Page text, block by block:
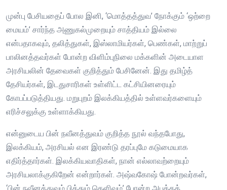
முன்பு பேசியதைப் போல இனி, ‘மொத்தத்துவ’ நோக்கும் ‘ஒற்றை
மையம்’ சார்ந்த அணுகல்முறையும் சாத்தியம் இல்லை
என்பதாகவும், தலித்துகள், இஸ்லாமியர்கள், பெண்கள், மாற்றுப்
பாலினத்தவர்கள் போன்ற விளிம்புநிலை மக்களின் அடையாள
அரசியலின் தேவைகள் குறித்தும் பேசினேன். இது தமிழ்த்
தேசியர்கள், இடதுசாரிகள் உள்ளிட்ட கட்சியினரையும்
கோபப்படுத்தியது. மறுபுறம் இலக்கியத்தில் உள்ளவர்களையும்
எரிச்சலுக்கு உள்ளாக்கியது.
என்னுடைய பின் நவீனத்துவம் குறித்த நூல் வந்தபோது,
இலக்கியம், அரசியல் என இரண்டு தரப்புமே கடுமையாக
எதிர்த்தார்கள். இலக்கியவாதிகள், நான் எல்லாவற்றையும்
அரசியலாக்குகிறேன் என்றார்கள். அஷ்வகோஷ் போன்றவர்கள்,